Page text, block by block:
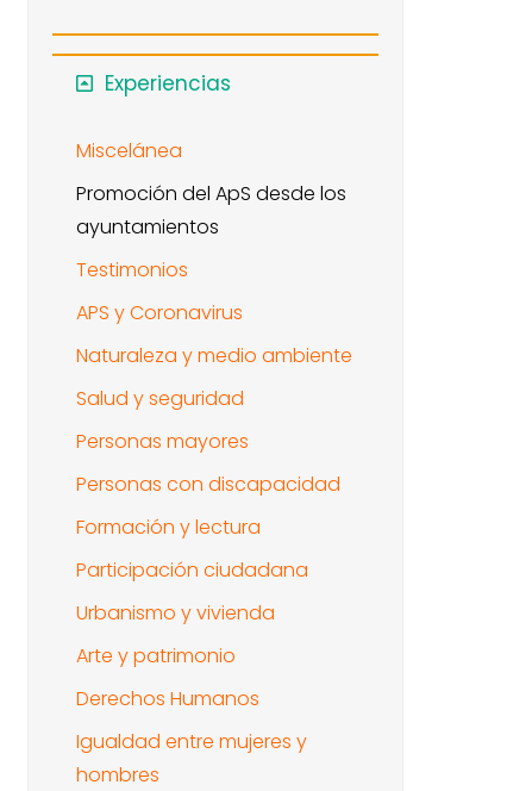
Experiencias
Miscelánea
Promoción del ApS desde los
ayuntamientos
Testimonios
APS y Coronavirus
Naturaleza y medio ambiente
Salud y seguridad
Personas mayores
Personas con discapacidad
Formación y lectura
Participación ciudadana
Urbanismo y vivienda
Arte y patrimonio
Derechos Humanos
Igualdad entre mujeres y
hombres